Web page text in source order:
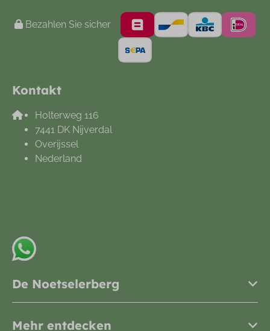
Bezahlen Sie sicher
Kontakt
Holterweg 116
7441 DK Nijverdal
Overijssel
Nederland
De Noetselerberg
Mehr entdecken